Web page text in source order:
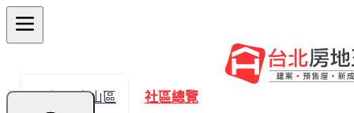
← 返回中山區 社區總覽